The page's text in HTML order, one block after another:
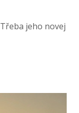
jeho novej